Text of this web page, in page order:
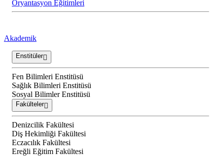
Oryantasyon Eğitimleri
Akademik
Enstitüler
Fen Bilimleri Enstitüsü
Sağlık Bilimleri Enstitüsü
Sosyal Bilimler Enstitüsü
Fakülteler
Denizcilik Fakültesi
Diş Hekimliği Fakültesi
Eczacılık Fakültesi
Ereğli Eğitim Fakültesi